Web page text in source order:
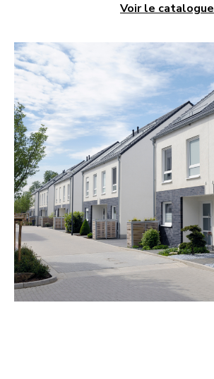
Voir le catalogue